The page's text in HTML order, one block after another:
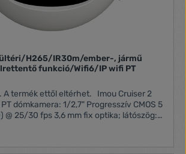
H265/IR30m/ember-, jármű
funkció/Wifi6/IP wifi PT
ettől eltérhet. Imou Cruiser 2
1/2,7" Progresszív CMOS 5
mm fix optika; látószög:
1x 100Mbps